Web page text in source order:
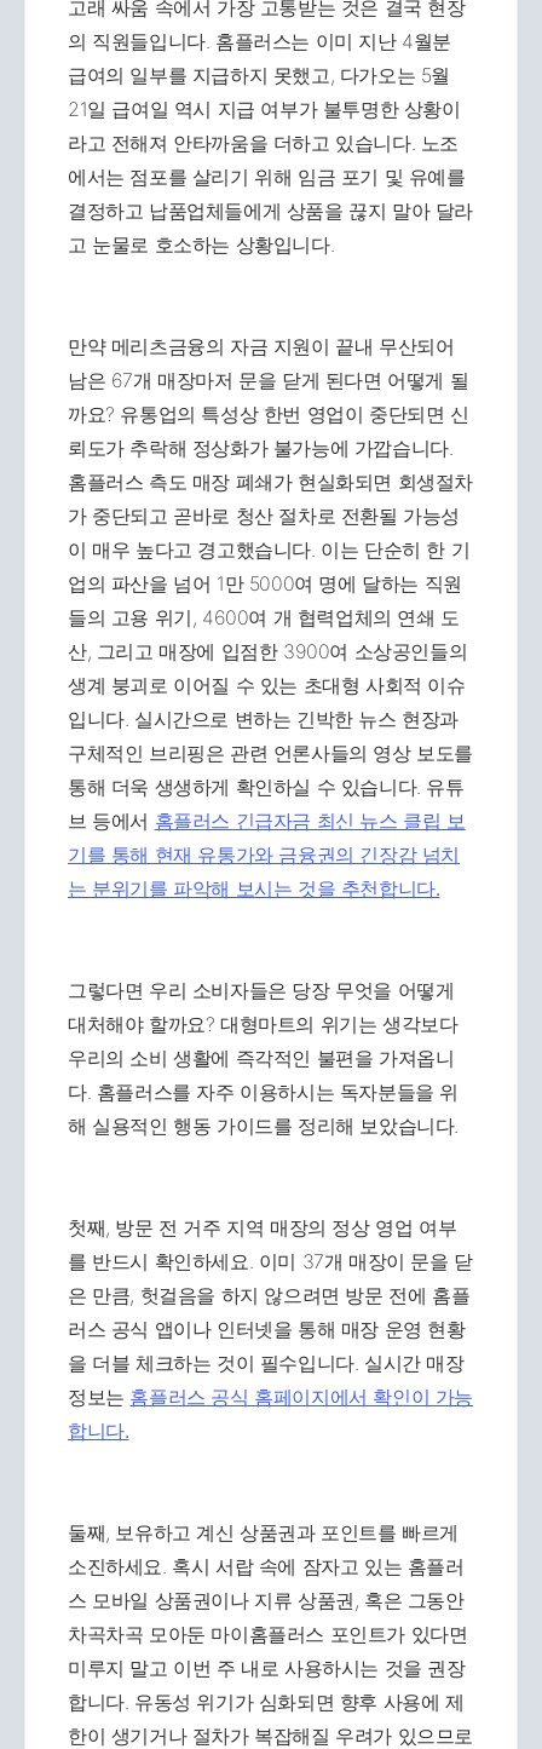
고래 싸움 속에서 가장 고통받는 것은 결국 현장
의 직원들입니다. 홈플러스는 이미 지난 4월분
급여의 일부를 지급하지 못했고, 다가오는 5월
21일 급여일 역시 지급 여부가 불투명한 상황이
라고 전해져 안타까움을 더하고 있습니다. 노조
에서는 점포를 살리기 위해 임금 포기 및 유예를
결정하고 납품업체들에게 상품을 끊지 말아 달라
고 눈물로 호소하는 상황입니다.
만약 메리츠금융의 자금 지원이 끝내 무산되어
남은 67개 매장마저 문을 닫게 된다면 어떻게 될
까요? 유통업의 특성상 한번 영업이 중단되면 신
뢰도가 추락해 정상화가 불가능에 가깝습니다.
홈플러스 측도 매장 폐쇄가 현실화되면 회생절차
가 중단되고 곧바로 청산 절차로 전환될 가능성
이 매우 높다고 경고했습니다. 이는 단순히 한 기
업의 파산을 넘어 1만 5000여 명에 달하는 직원
들의 고용 위기, 4600여 개 협력업체의 연쇄 도
산, 그리고 매장에 입점한 3900여 소상공인들의
생계 붕괴로 이어질 수 있는 초대형 사회적 이슈
입니다. 실시간으로 변하는 긴박한 뉴스 현장과
구체적인 브리핑은 관련 언론사들의 영상 보도를
통해 더욱 생생하게 확인하실 수 있습니다. 유튜
브 등에서 홈플러스 긴급자금 최신 뉴스 클립 보
기를 통해 현재 유통가와 금융권의 긴장감 넘치
는 분위기를 파악해 보시는 것을 추천합니다.
그렇다면 우리 소비자들은 당장 무엇을 어떻게
대처해야 할까요? 대형마트의 위기는 생각보다
우리의 소비 생활에 즉각적인 불편을 가져옵니
다. 홈플러스를 자주 이용하시는 독자분들을 위
해 실용적인 행동 가이드를 정리해 보았습니다.
첫째, 방문 전 거주 지역 매장의 정상 영업 여부
를 반드시 확인하세요. 이미 37개 매장이 문을 닫
은 만큼, 헛걸음을 하지 않으려면 방문 전에 홈플
러스 공식 앱이나 인터넷을 통해 매장 운영 현황
을 더블 체크하는 것이 필수입니다. 실시간 매장
정보는 홈플러스 공식 홈페이지에서 확인이 가능
합니다.
둘째, 보유하고 계신 상품권과 포인트를 빠르게
소진하세요. 혹시 서랍 속에 잠자고 있는 홈플러
스 모바일 상품권이나 지류 상품권, 혹은 그동안
차곡차곡 모아둔 마이홈플러스 포인트가 있다면
미루지 말고 이번 주 내로 사용하시는 것을 권장
합니다. 유동성 위기가 심화되면 향후 사용에 제
한이 생기거나 절차가 복잡해질 우려가 있으므로